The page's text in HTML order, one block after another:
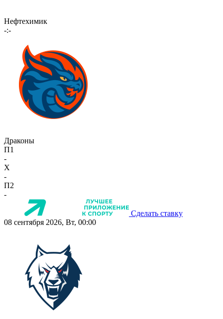
Нефтехимик
-:-
Драконы
П1
-
X
-
П2
-
Сделать ставку
08 сентября 2026, Вт, 00:00